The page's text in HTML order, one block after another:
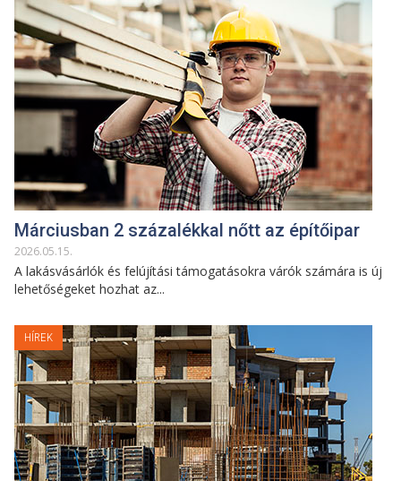
Márciusban 2 százalékkal nőtt az építőipar
2026.05.15.
A lakásvásárlók és felújítási támogatásokra várók számára is új
lehetőségeket hozhat az...
HÍREK